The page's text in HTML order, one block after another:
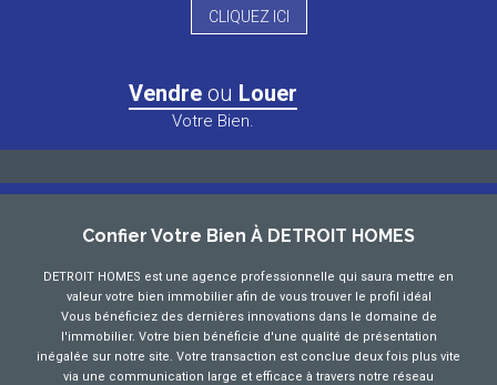
CLIQUEZ ICI
Vendre ou Louer
Votre Bien.
Confier Votre Bien À DETROIT HOMES
DETROIT HOMES est une agence professionnelle qui saura mettre en
valeur votre bien immobilier afin de vous trouver le profil idéal
Vous bénéficiez des dernières innovations dans le domaine de
l'immobilier. Votre bien bénéficie d'une qualité de présentation
inégalée sur notre site. Votre transaction est conclue deux fois plus vite
via une communication large et efficace à travers notre réseau